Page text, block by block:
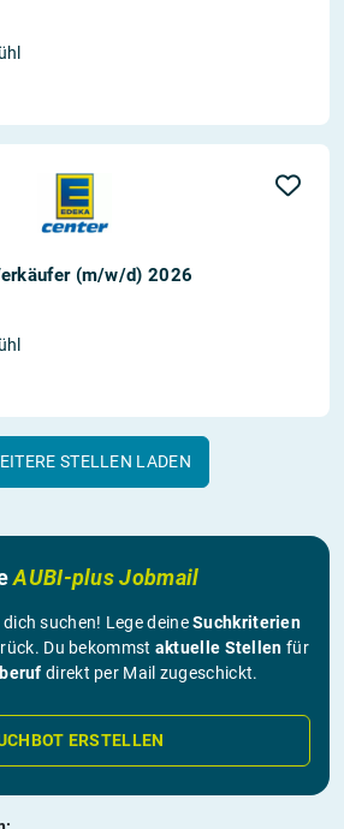
(m/w/d) 2026
STELLEN LADEN
AUBI-plus Jobmail
suchen! Lege deineSuchkriterien
Du bekommst aktuelle Stellen für
direkt per Mail zugeschickt.
ERSTELLEN